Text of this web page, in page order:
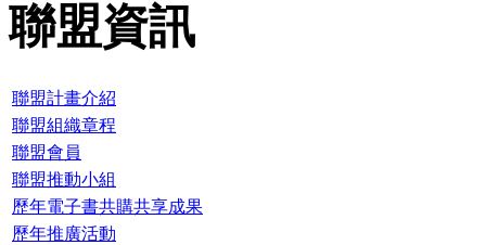
聯盟資訊
聯盟計畫介紹
聯盟組織章程
聯盟會員
聯盟推動小組
歷年電子書共購共享成果
歷年推廣活動